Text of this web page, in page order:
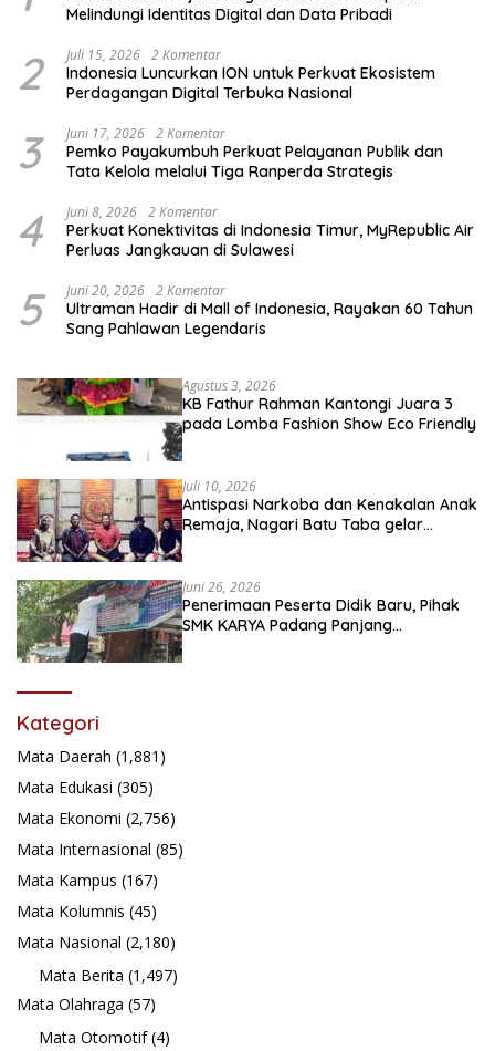
Melindungi Identitas Digital dan Data Pribadi
2 Juli 15, 2026 2 Komentar
Indonesia Luncurkan ION untuk Perkuat Ekosistem
Perdagangan Digital Terbuka Nasional
3 Juni 17, 2026 2 Komentar
Pemko Payakumbuh Perkuat Pelayanan Publik dan
Tata Kelola melalui Tiga Ranperda Strategis
4 Juni 8, 2026 2 Komentar
Perkuat Konektivitas di Indonesia Timur, MyRepublic Air
Perluas Jangkauan di Sulawesi
5 Juni 20, 2026 2 Komentar
Ultraman Hadir di Mall of Indonesia, Rayakan 60 Tahun
Sang Pahlawan Legendaris
Agustus 3, 2026
KB Fathur Rahman Kantongi Juara 3
pada Lomba Fashion Show Eco Friendly
Juli 10, 2026
Antispasi Narkoba dan Kenakalan Anak
Remaja, Nagari Batu Taba gelar
Juni 26, 2026
Penerimaan Peserta Didik Baru, Pihak
SMK KARYA Padang Panjang
Kategori
Mata Daerah (1,881)
Mata Edukasi (305)
Mata Ekonomi (2,756)
Mata Internasional (85)
Mata Kampus (167)
Mata Kolumnis (45)
Mata Nasional (2,180)
Mata Berita (1,497)
Mata Olahraga (57)
Mata Otomotif(4)